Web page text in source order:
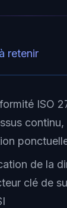
retenir
ISO
continu,
de la
clé de